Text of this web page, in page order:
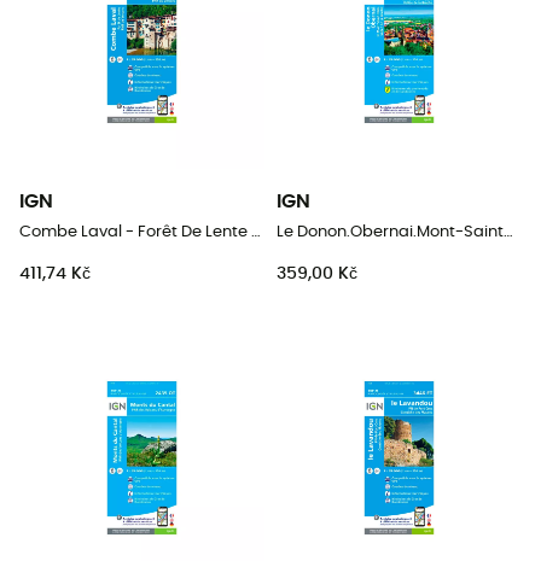
IGN
Combe Laval - Forêt De Lente / Pnr Du Vercors
411,74 Kč
IGN
Le Donon.Obernai.Mont-Sainte-Odile.Vallée De La Bruche
359,00 Kč